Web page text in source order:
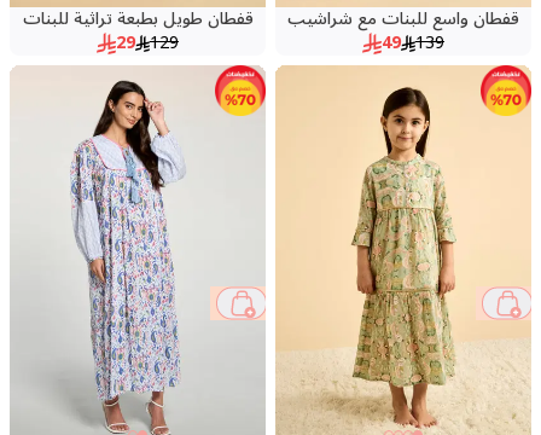
قفطان واسع للبنات مع شراشيب
139
49
قفطان طويل بطبعة تراثية للبنات
129
29
69 %
73 %